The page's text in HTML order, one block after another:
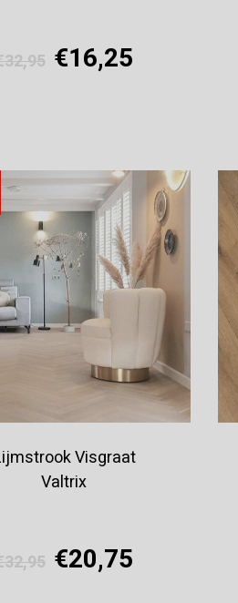
€16,25
Visgraat
Valtrix
€20,75